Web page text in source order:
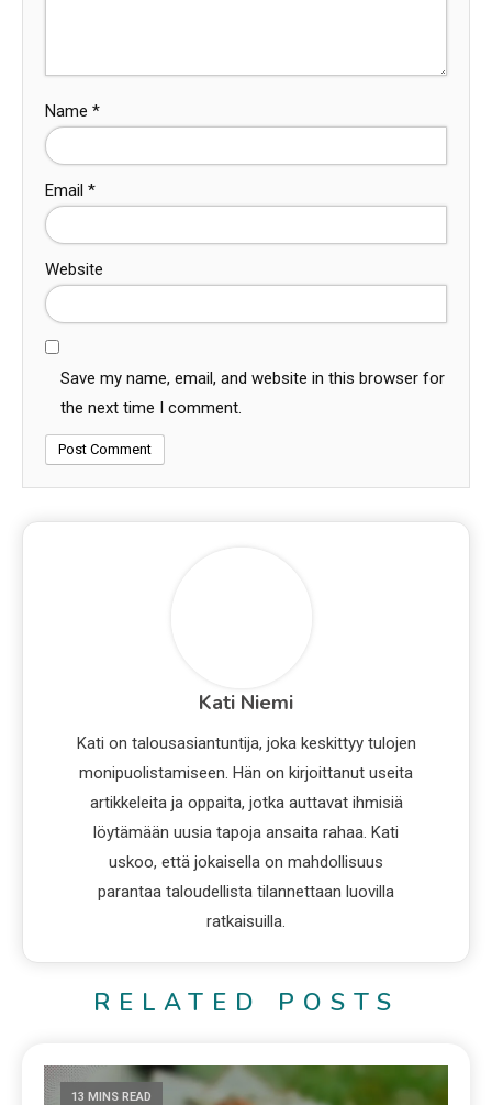
Name *
Email *
Website
Save my name, email, and website in this browser for
the next time I comment.
Kati Niemi
Kati on talousasiantuntija, joka keskittyy tulojen
monipuolistamiseen. Hän on kirjoittanut useita
artikkeleita ja oppaita, jotka auttavat ihmisiä
löytämään uusia tapoja ansaita rahaa. Kati
uskoo, että jokaisella on mahdollisuus
parantaa taloudellista tilannettaan luovilla
ratkaisuilla.
RELATED POSTS
13 MINS READ